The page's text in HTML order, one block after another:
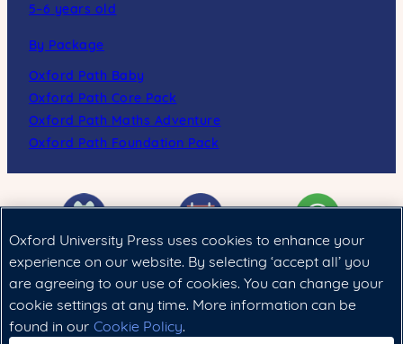
5–6 years old
By Package
Oxford Path Baby
Oxford Path Core Pack
Oxford Path Maths Adventure
Oxford Path Foundation Pack
Cookie政策 法律聲明 私隱政策
Copyright © 2024 Oxford University Press (China) Ltd.
Oxford University Press uses cookies to enhance your
experience on our website. By selecting ‘accept all’ you
are agreeing to our use of cookies. You can change your
cookie settings at any time. More information can be
found in our Cookie Policy.